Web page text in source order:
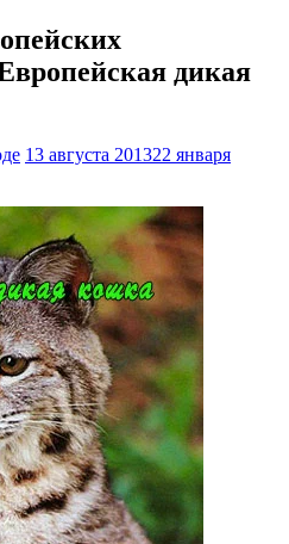
дикая
13 августа 201322 января